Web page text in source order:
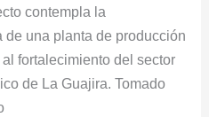
contempla la
una planta de producción
fortalecimiento del sector
de La Guajira. Tomado